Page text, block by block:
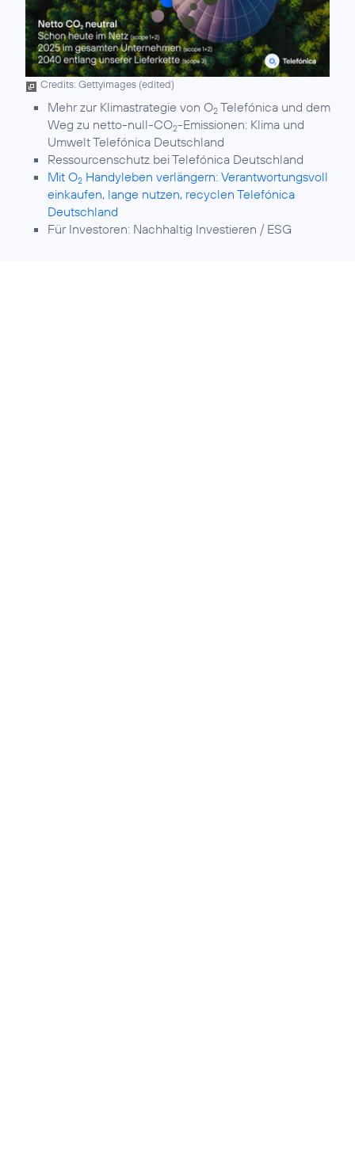
Credits: Gettyimages (edited)
Mehr zur Klimastrategie von O2 Telefónica und dem
Weg zu netto-null-CO2-Emissionen: Klima und
Umwelt Telefónica Deutschland
Ressourcenschutz bei Telefónica Deutschland
Mit O2 Handyleben verlängern: Verantwortungsvoll
einkaufen, lange nutzen, recyclen Telefónica
Deutschland
Für Investoren: Nachhaltig Investieren / ESG